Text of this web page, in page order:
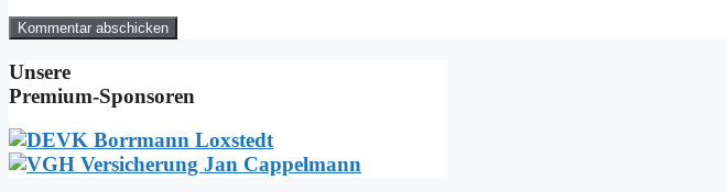
Unsere
Premium‑Sponsoren